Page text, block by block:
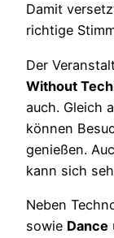
Damit
richtige
Der
Without
auch. Gleich
können
genießen.
kann sich
Neben
sowie Dance